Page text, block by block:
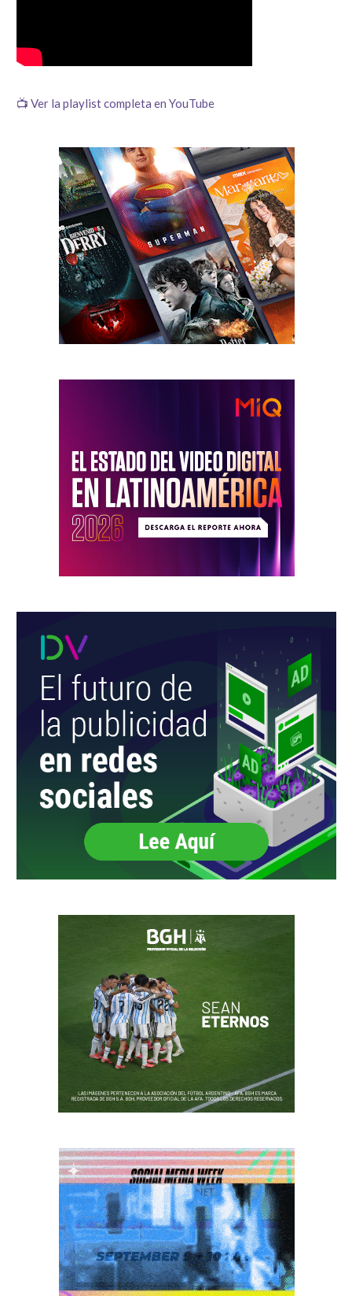
📺 Ver la playlist completa en YouTube